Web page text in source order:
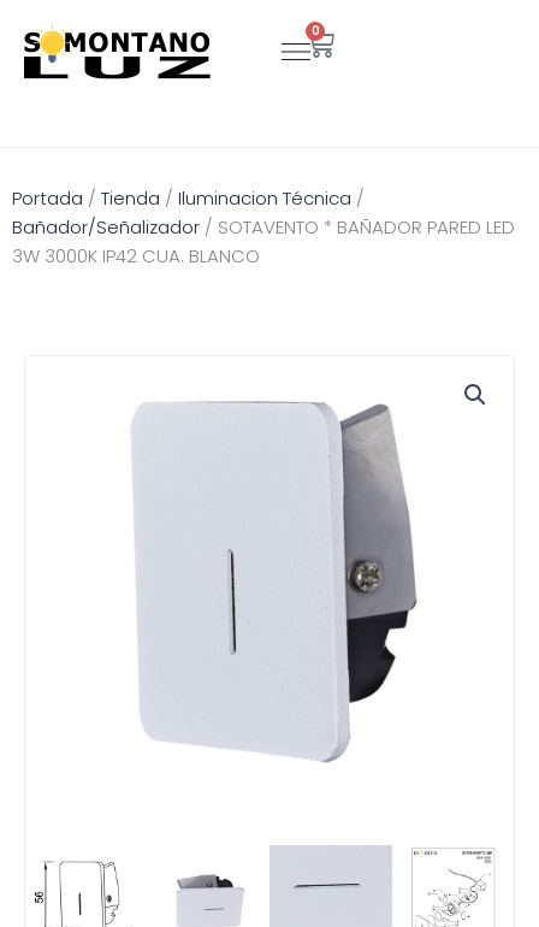
contenido
0
Carrito
Portada / Tienda / Iluminacion Técnica /
Bañador/Señalizador / SOTAVENTO * BAÑADOR PARED LED
3W 3000K IP42 CUA. BLANCO